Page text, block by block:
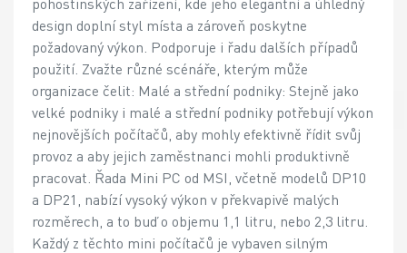
design doplní styl místa a zároveň poskytne
požadovaný výkon. Podporuje i řadu dalších případů
použití. Zvažte různé scénáře, kterým může
organizace čelit: Malé a střední podniky: Stejně jako
velké podniky i malé a střední podniky potřebují výkon
nejnovějších počítačů, aby mohly efektivně řídit svůj
provoz a aby jejich zaměstnanci mohli produktivně
pracovat. Řada Mini PC od MSI, včetně modelů DP10
a DP21, nabízí vysoký výkon v překvapivě malých
rozměrech, a to buď o objemu 1,1 litru, nebo 2,3 litru.
Každý z těchto mini počítačů je vybaven silným